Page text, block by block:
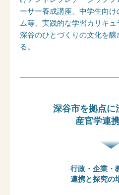
ーサー養成講座、中学生向
ム等、実践的な学習カリキュ
深谷のひとづくりの文化を
る。
深谷市を拠点に
産官学連
行政・企業・
連携と探究の